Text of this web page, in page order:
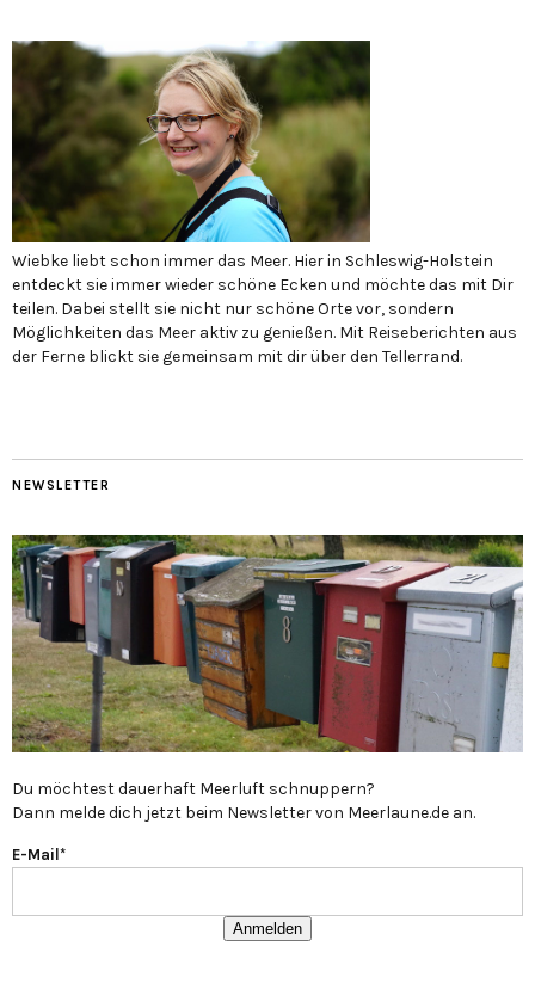
Wiebke liebt schon immer das Meer. Hier in Schleswig-Holstein
entdeckt sie immer wieder schöne Ecken und möchte das mit Dir
teilen. Dabei stellt sie nicht nur schöne Orte vor, sondern
Möglichkeiten das Meer aktiv zu genießen. Mit Reiseberichten aus
der Ferne blickt sie gemeinsam mit dir über den Tellerrand.
NEWSLETTER
Du möchtest dauerhaft Meerluft schnuppern?
Dann melde dich jetzt beim Newsletter von Meerlaune.de an.
E-Mail*
Anmelden